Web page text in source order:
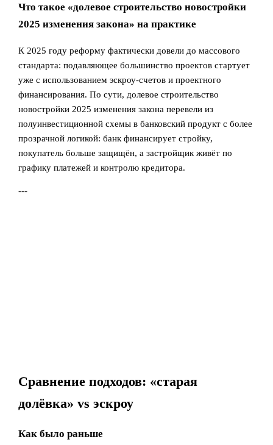
Что такое «долевое строительство новостройки
2025 изменения закона» на практике
К 2025 году реформу фактически довели до массового
стандарта: подавляющее большинство проектов стартует
уже с использованием эскроу-счетов и проектного
финансирования. По сути, долевое строительство
новостройки 2025 изменения закона перевели из
полуинвестиционной схемы в банковский продукт с более
прозрачной логикой: банк финансирует стройку,
покупатель больше защищён, а застройщик живёт по
графику платежей и контролю кредитора.
---
Сравнение подходов: «старая
долёвка» vs эскроу
Как было раньше